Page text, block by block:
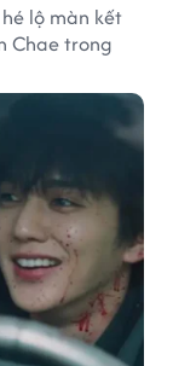
lộ màn kết
Chae trong